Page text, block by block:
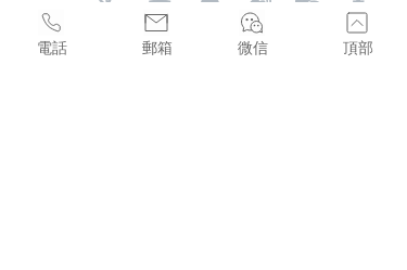
電話 郵箱 微信 頂部
分享到：